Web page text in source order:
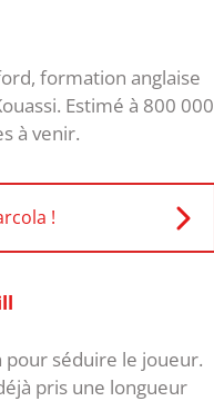
formation anglaise
Estimé à 800 000
à venir.
!
séduire le joueur.
pris une longueur